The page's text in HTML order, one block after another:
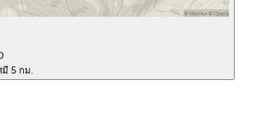
5 กม.